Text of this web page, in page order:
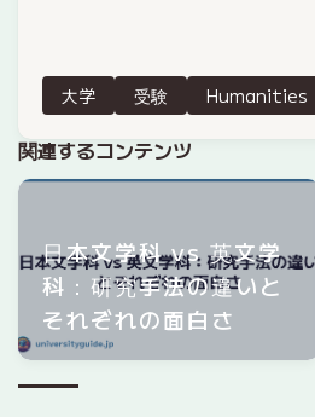
大学 受験 Humanities
関連するコンテンツ
日本文学科 vs 英文学
科：研究手法の違いと
それぞれの面白さ